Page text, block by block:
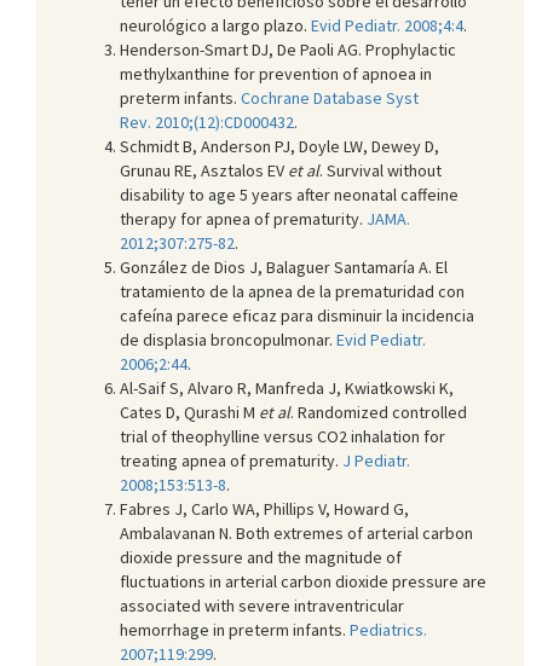
neurológico a largo plazo. Evid Pediatr. 2008;4:4.
Henderson-Smart DJ, De Paoli AG. Prophylactic
methylxanthine for prevention of apnoea in
preterm infants. Cochrane Database Syst
Rev. 2010;(12):CD000432.
Schmidt B, Anderson PJ, Doyle LW, Dewey D,
Grunau RE, Asztalos EV et al. Survival without
disability to age 5 years after neonatal caffeine
therapy for apnea of prematurity. JAMA.
2012;307:275-82.
González de Dios J, Balaguer Santamaría A. El
tratamiento de la apnea de la prematuridad con
cafeína parece eficaz para disminuir la incidencia
de displasia broncopulmonar. Evid Pediatr.
2006;2:44.
Al-Saif S, Alvaro R, Manfreda J, Kwiatkowski K,
Cates D, Qurashi M et al. Randomized controlled
trial of theophylline versus CO2 inhalation for
treating apnea of prematurity. J Pediatr.
2008;153:513-8.
Fabres J, Carlo WA, Phillips V, Howard G,
Ambalavanan N. Both extremes of arterial carbon
dioxide pressure and the magnitude of
fluctuations in arterial carbon dioxide pressure are
associated with severe intraventricular
hemorrhage in preterm infants. Pediatrics.
2007;119:299.